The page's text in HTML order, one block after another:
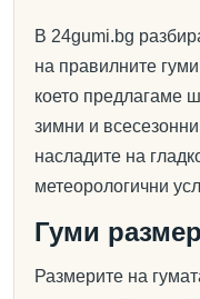
В 24gumi.bg
на правилните
което предлагаме
зимни и
насладите на
метеорологични
Гуми
Размерите на